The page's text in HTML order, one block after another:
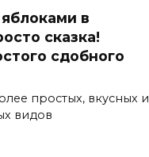
в
сказка!
сдобного
простых, вкусных и
видов